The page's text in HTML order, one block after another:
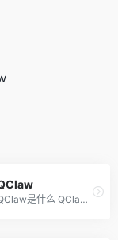
QClaw是什么 QClaw 是腾讯电...